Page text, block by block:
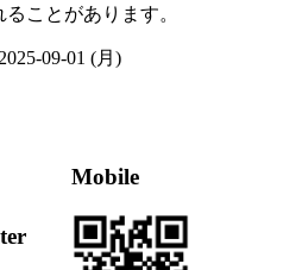
ことがあります。
2025-09-01 (月)
Mobile